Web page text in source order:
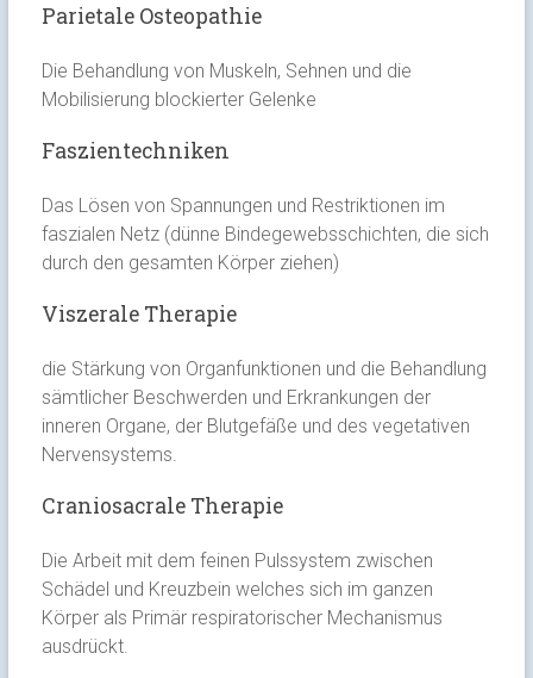
Parietale Osteopathie
Die Behandlung von Muskeln, Sehnen und die
Mobilisierung blockierter Gelenke
Faszientechniken
Das Lösen von Spannungen und Restriktionen im
faszialen Netz (dünne Bindegewebsschichten, die sich
durch den gesamten Körper ziehen)
Viszerale Therapie
die Stärkung von Organfunktionen und die Behandlung
sämtlicher Beschwerden und Erkrankungen der
inneren Organe, der Blutgefäße und des vegetativen
Nervensystems.
Craniosacrale Therapie
Die Arbeit mit dem feinen Pulssystem zwischen
Schädel und Kreuzbein welches sich im ganzen
Körper als Primär respiratorischer Mechanismus
ausdrückt.